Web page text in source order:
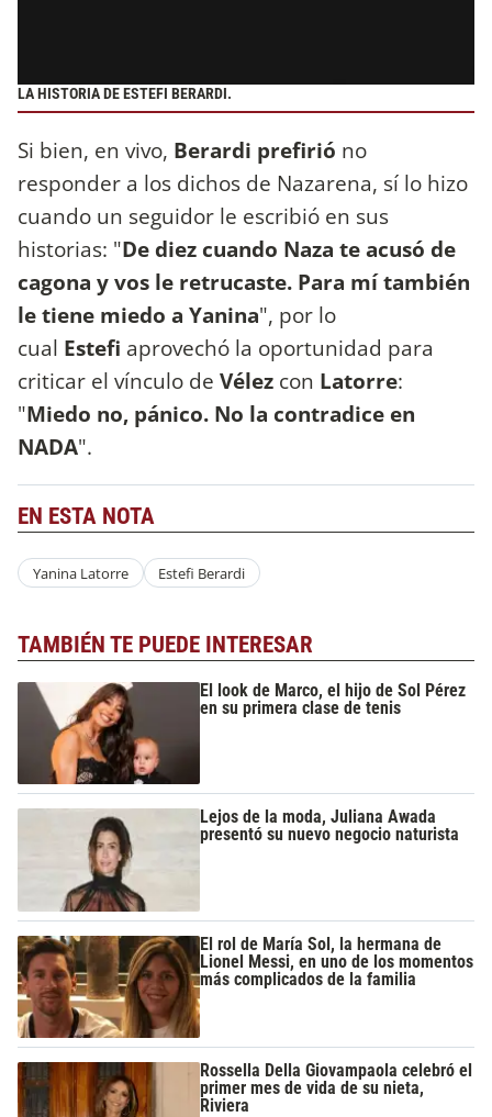
LA HISTORIA DE ESTEFI BERARDI.
Si bien, en vivo, Berardi prefirió no
responder a los dichos de Nazarena, sí lo hizo
cuando un seguidor le escribió en sus
historias: "De diez cuando Naza te acusó de
cagona y vos le retrucaste. Para mí también
le tiene miedo a Yanina", por lo
cual Estefi aprovechó la oportunidad para
criticar el vínculo de Vélez con Latorre:
"Miedo no, pánico. No la contradice en
NADA".
EN ESTA NOTA
Yanina Latorre Estefi Berardi
TAMBIÉN TE PUEDE INTERESAR
El look de Marco, el hijo de Sol Pérez
en su primera clase de tenis
Lejos de la moda, Juliana Awada
presentó su nuevo negocio naturista
El rol de María Sol, la hermana de
Lionel Messi, en uno de los momentos
más complicados de la familia
Rossella Della Giovampaola celebró el
primer mes de vida de su nieta,
Riviera